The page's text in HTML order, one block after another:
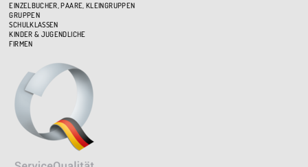
EINZELBUCHER, PAARE, KLEINGRUPPEN
GRUPPEN
SCHULKLASSEN
KINDER & JUGENDLICHE
FIRMEN